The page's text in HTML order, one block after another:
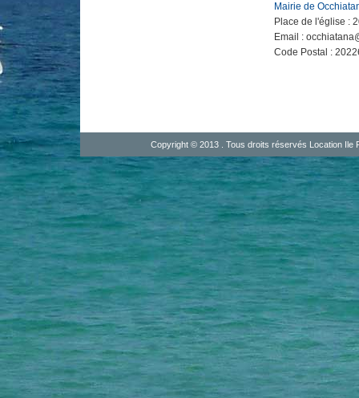
Mairie de
Place de l'église :
Email :
Code Postal :
Copyright © 2013 . Tous droits réservés Location Ile